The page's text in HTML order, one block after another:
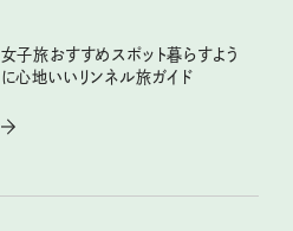
女子旅おすすめスポット暮らすよう
に心地いいリンネル旅ガイド